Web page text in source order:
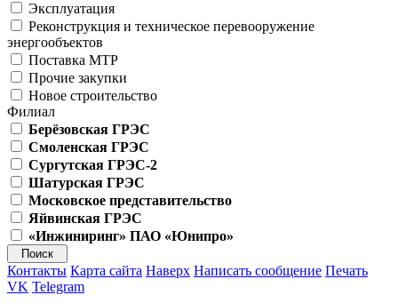
Эксплуатация
Реконструкция и техническое перевооружение
энергообъектов
Поставка МТР
Прочие закупки
Новое строительство
Филиал
Берёзовская ГРЭС
Смоленская ГРЭС
Сургутская ГРЭС-2
Шатурская ГРЭС
Московское представительство
Яйвинская ГРЭС
«Инжиниринг» ПАО «Юнипро»
Контакты Карта сайта Наверх Написать сообщение Печать
VK Telegram